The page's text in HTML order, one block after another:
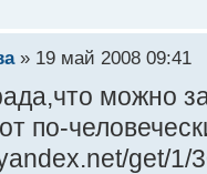
» 19 май 2008 09:41
можно
по-
get/1/